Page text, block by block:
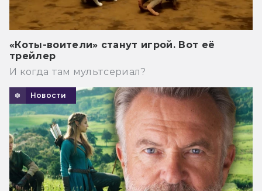
«Коты-воители» станут игрой. Вот её
трейлер
И когда там мультсериал?
Новости